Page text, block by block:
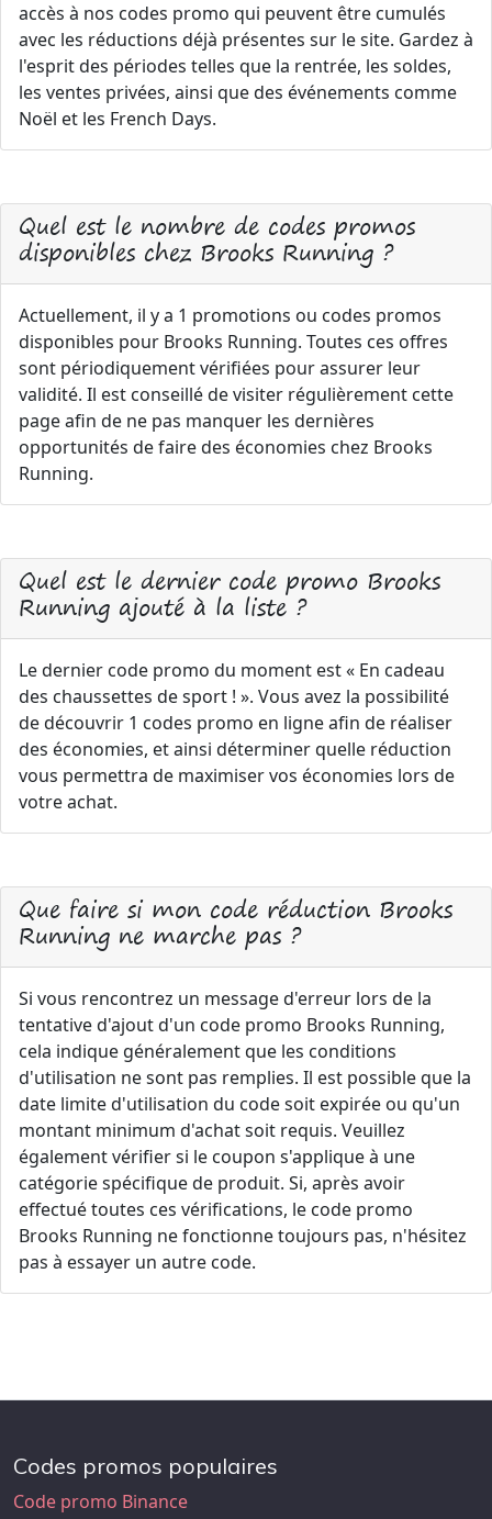
accès à nos codes promo qui peuvent être cumulés
avec les réductions déjà présentes sur le site. Gardez à
l'esprit des périodes telles que la rentrée, les soldes,
les ventes privées, ainsi que des événements comme
Noël et les French Days.
Quel est le nombre de codes promos
disponibles chez Brooks Running ?
Actuellement, il y a 1 promotions ou codes promos
disponibles pour Brooks Running. Toutes ces offres
sont périodiquement vérifiées pour assurer leur
validité. Il est conseillé de visiter régulièrement cette
page afin de ne pas manquer les dernières
opportunités de faire des économies chez Brooks
Running.
Quel est le dernier code promo Brooks
Running ajouté à la liste ?
Le dernier code promo du moment est « En cadeau
des chaussettes de sport ! ». Vous avez la possibilité
de découvrir 1 codes promo en ligne afin de réaliser
des économies, et ainsi déterminer quelle réduction
vous permettra de maximiser vos économies lors de
votre achat.
Que faire si mon code réduction Brooks
Running ne marche pas ?
Si vous rencontrez un message d'erreur lors de la
tentative d'ajout d'un code promo Brooks Running,
cela indique généralement que les conditions
d'utilisation ne sont pas remplies. Il est possible que la
date limite d'utilisation du code soit expirée ou qu'un
montant minimum d'achat soit requis. Veuillez
également vérifier si le coupon s'applique à une
catégorie spécifique de produit. Si, après avoir
effectué toutes ces vérifications, le code promo
Brooks Running ne fonctionne toujours pas, n'hésitez
pas à essayer un autre code.
Codes promos populaires
Code promo Binance